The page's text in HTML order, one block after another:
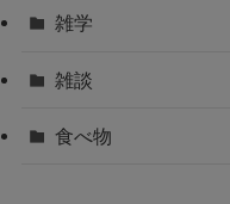
雑学
雑談
食べ物